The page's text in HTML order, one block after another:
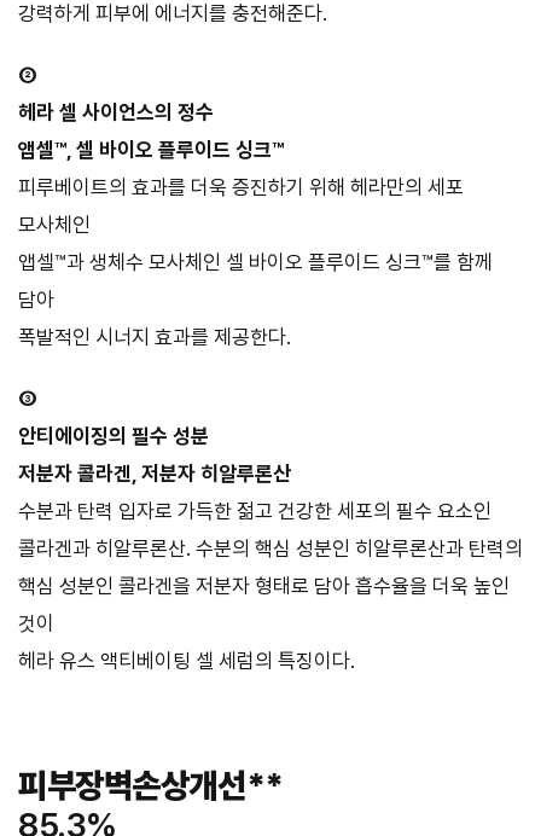
강력하게 피부에 에너지를 충전해준다.
②
헤라 셀 사이언스의 정수
앱셀™, 셀 바이오 플루이드 싱크™
피루베이트의 효과를 더욱 증진하기 위해 헤라만의 세포
모사체인
앱셀™과 생체수 모사체인 셀 바이오 플루이드 싱크™를 함께
담아
폭발적인 시너지 효과를 제공한다.
③
안티에이징의 필수 성분
저분자 콜라겐, 저분자 히알루론산
수분과 탄력 입자로 가득한 젊고 건강한 세포의 필수 요소인
콜라겐과 히알루론산. 수분의 핵심 성분인 히알루론산과 탄력의
핵심 성분인 콜라겐을 저분자 형태로 담아 흡수율을 더욱 높인
것이
헤라 유스 액티베이팅 셀 세럼의 특징이다.
피부장벽손상개선**
85.3%